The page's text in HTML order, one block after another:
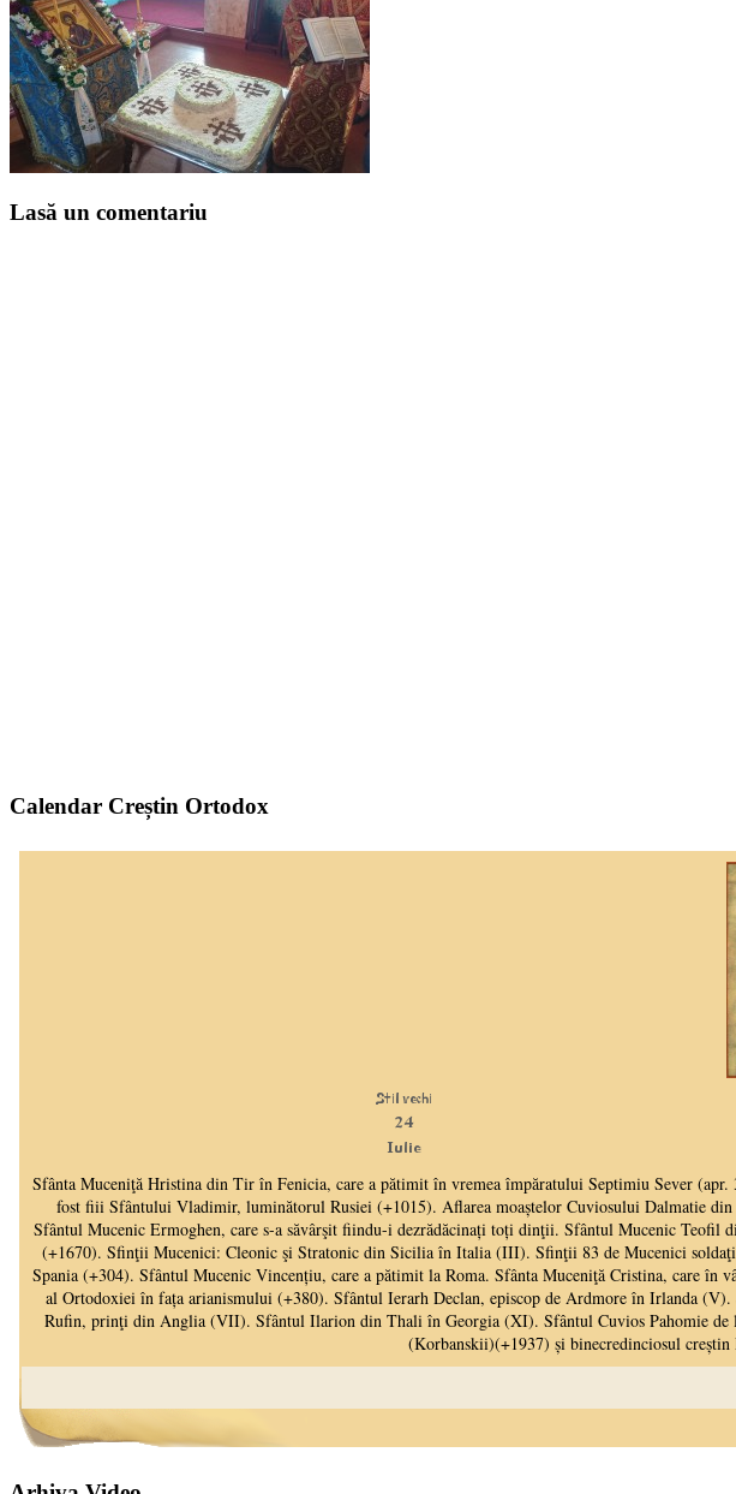
Lasă un comentariu
Calendar Creștin Ortodox